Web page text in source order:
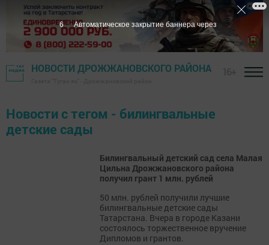
НОВОСТИ ДРОЖЖАНОВСКОГО РАЙОНА
Новости с тегом - билингвальные
детские сады
Билингвальный детский сад села Малая
Цильна Дрожжановского района
получил грант 1 млн. рублей
50 млн. рублей получили лучшие
билингвальные детские сады
Татарстана. Вчера в городе Казани
состоялось торжественное вручение
Дипломов и грантов.
6 Автоматическое закрытие баннера через